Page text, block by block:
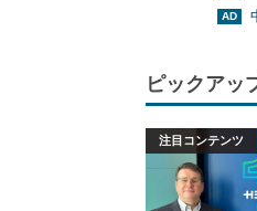
ピックアッ
注目コンテンツ